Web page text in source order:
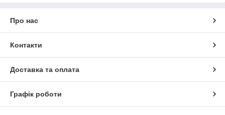
Про нас
Контакти
Доставка та оплата
Графік роботи